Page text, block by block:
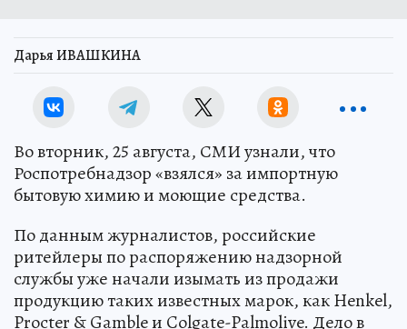
Дарья ИВАШКИНА
Во вторник, 25 августа, СМИ узнали, что
Роспотребнадзор «взялся» за импортную
бытовую химию и моющие средства.
По данным журналистов, российские
ритейлеры по распоряжению надзорной
службы уже начали изымать из продажи
продукцию таких известных марок, как Henkel,
Procter & Gamble и Colgate-Palmolive. Дело в